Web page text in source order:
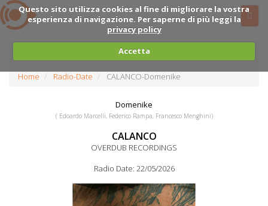
Questo sito utilizza cookies al fine di migliorare la vostra
esperienza di navigazione. Per saperne di più leggi la
privacy policy
Accetta
Home Radio-Date CALANCO-Domenike
Domenike
( Edoardo Marcelli, Federico Rampa, Francesco Menghini)
CALANCO
OVERDUB RECORDINGS
Radio Date: 22/05/2026